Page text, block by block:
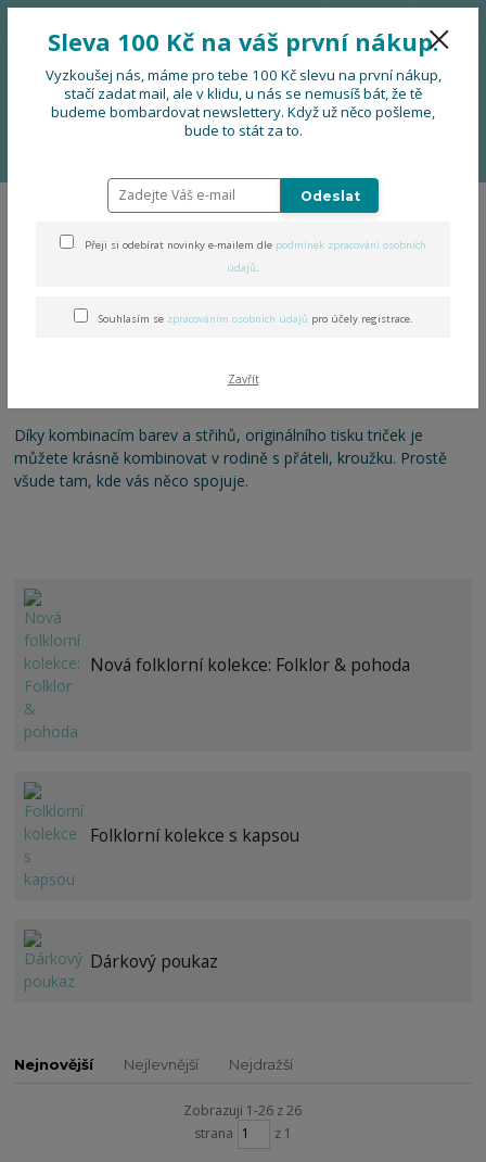
Menu
0 Kč
OBLEČENÍ
vznikají v naší dílně a jsou autorské.
Dekor kapsy vždy ladí s odstínem trička, doplňuje ho, nebo
Díky kombinacím barev a střihů, originálního tisku triček je
můžete krásně kombinovat v rodině s přáteli, kroužku. Prostě
všude tam, kde vás něco spojuje.
Nová folklorní kolekce: Folklor & pohoda
Folklorní kolekce s kapsou
Dárkový poukaz
Nejnovější Nejlevnější Nejdražší
Zobrazuji 1-26 z 26
strana
z 1
Sleva 100 Kč na váš první nákup.
Vyzkoušej nás, máme pro tebe 100 Kč slevu na první nákup,
stačí zadat mail, ale v klidu, u nás se nemusíš bát, že tě
budeme bombardovat newslettery. Když už něco pošleme,
bude to stát za to.
Odeslat
Přeji si odebírat novinky e-mailem dle podmínek zpracování osobních
údajů.
Souhlasím se zpracováním osobních údajů pro účely registrace.
Zavřít